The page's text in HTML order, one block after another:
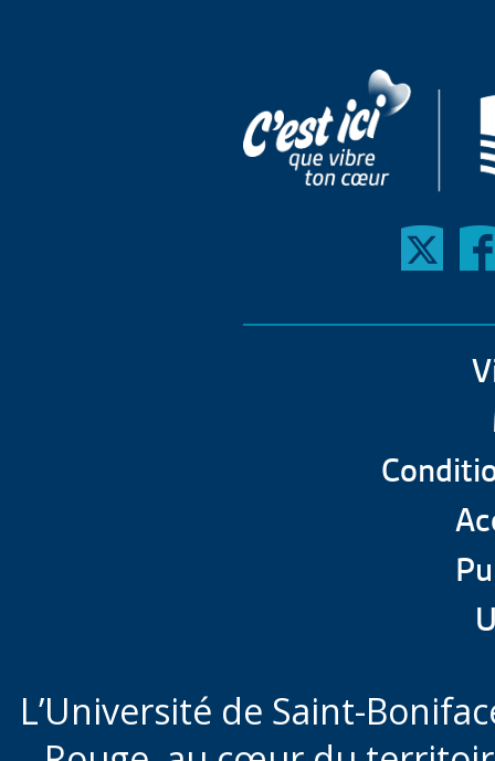
L’Université de Saint-